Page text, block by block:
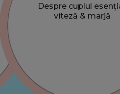
Despre cuplul
viteză & marjă